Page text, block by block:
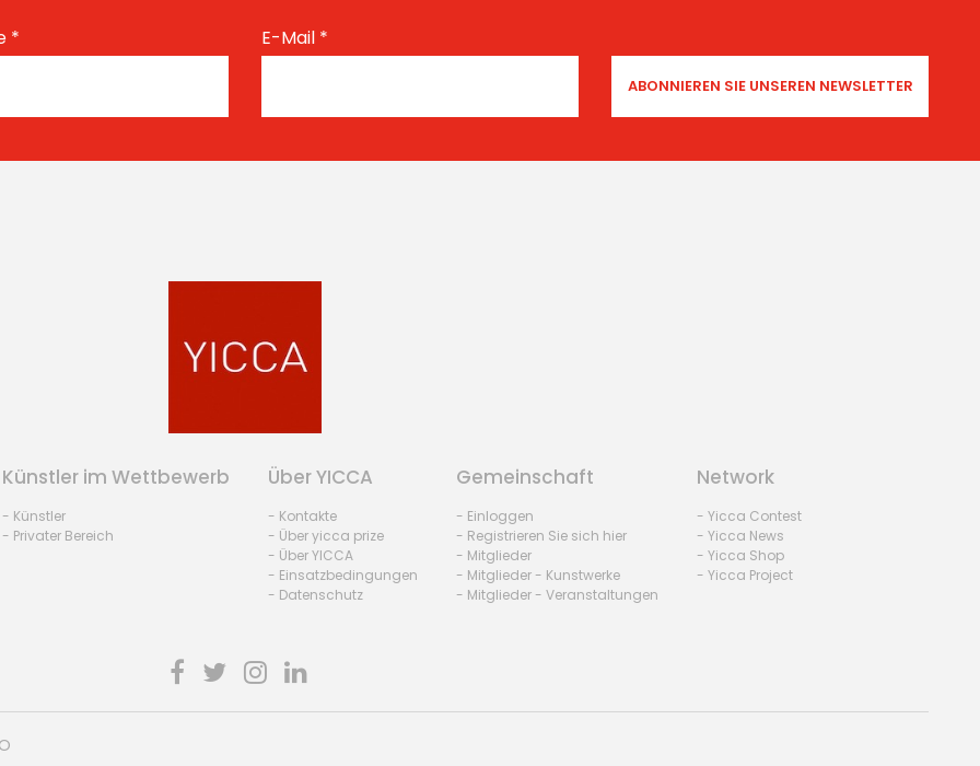
* E-Mail *
Künstler im Wettbewerb
- Künstler
- Privater Bereich
Über YICCA
- Kontakte
- Über yicca prize
- Über YICCA
- Einsatzbedingungen
- Datenschutz
Gemeinschaft
- Einloggen
- Registrieren Sie sich hier
- Mitglieder
- Mitglieder - Kunstwerke
- Mitglieder - Veranstaltungen
Network
- Yicca Contest
- Yicca News
- Yicca Shop
- Yicca Project